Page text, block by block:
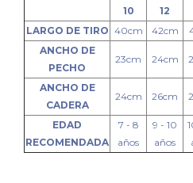
10
12
LARGO DE TIRO 40cm 42cm
ANCHO DE
PECHO
23cm 24cm
ANCHO DE
CADERA
24cm 26cm
EDAD
RECOMENDADA
7 - 8
años
9 - 10
años